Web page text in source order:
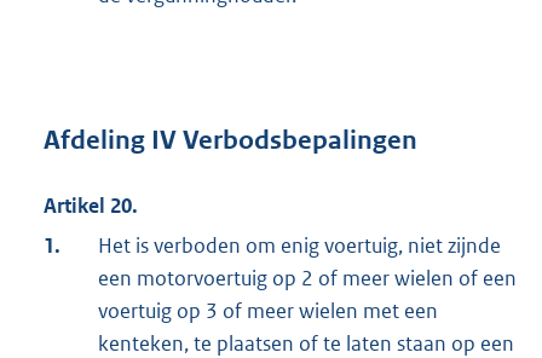
Afdeling IV Verbodsbepalingen
Artikel 20.
1.
Het is verboden om enig voertuig, niet zijnde
een motorvoertuig op 2 of meer wielen of een
voertuig op 3 of meer wielen met een
kenteken, te plaatsen of te laten staan op een